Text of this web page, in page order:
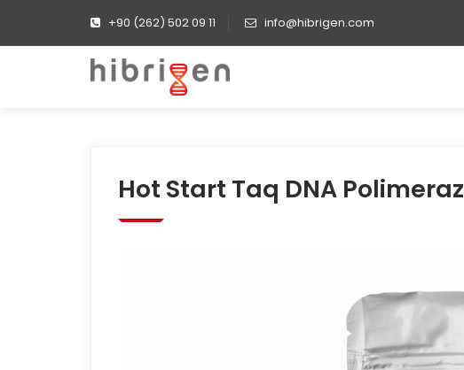
+90 (262) 502 09 11 info@hibrigen.com
Hot Start Taq DNA Polimeraz